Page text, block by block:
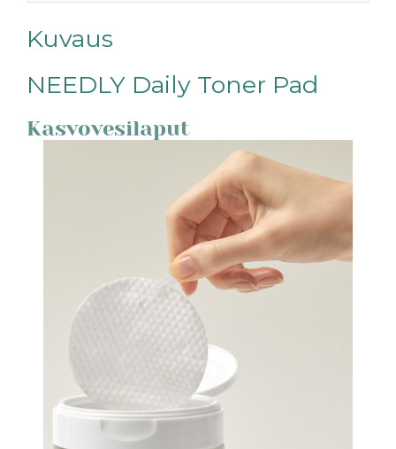
Kuvaus
NEEDLY Daily Toner Pad
Kasvovesilaput